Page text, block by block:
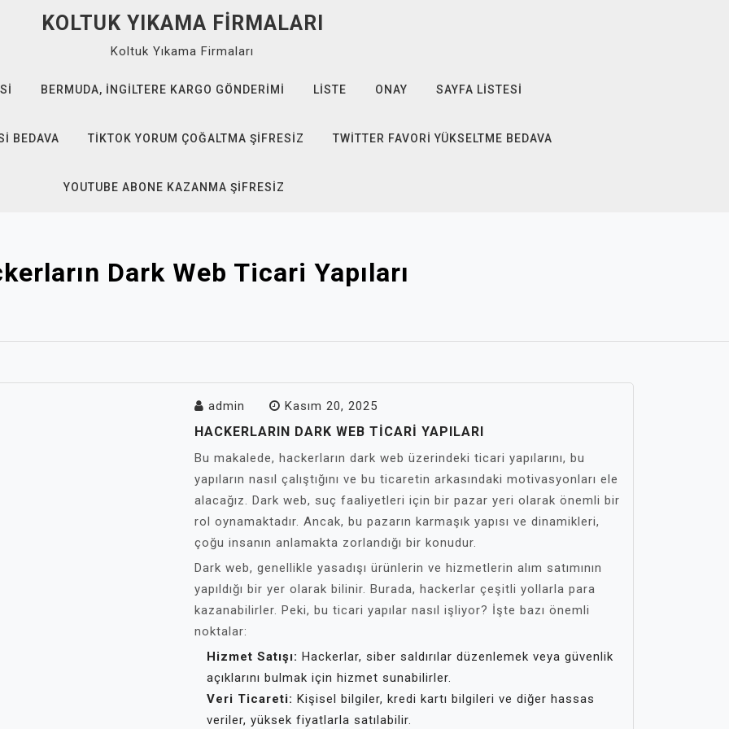
KOLTUK YIKAMA FIRMALARI
Koltuk Yıkama Firmaları
BERMUDA, İNGILTERE KARGO GÖNDERIMI LISTE ONAY SAYFA LISTESI
BEDAVA TIKTOK YORUM ÇOĞALTMA ŞIFRESIZ TWITTER FAVORI YÜKSELTME BEDAVA
YOUTUBE ABONE KAZANMA ŞIFRESIZ
Dark Web Ticari Yapıları
admin Kasım 20, 2025
HACKERLARIN DARK WEB TICARI YAPILARI
Bu makalede, hackerların dark web üzerindeki ticari yapılarını, bu
yapıların nasıl çalıştığını ve bu ticaretin arkasındaki motivasyonları ele
alacağız. Dark web, suç faaliyetleri için bir pazar yeri olarak önemli bir
rol oynamaktadır. Ancak, bu pazarın karmaşık yapısı ve dinamikleri,
çoğu insanın anlamakta zorlandığı bir konudur.
Dark web, genellikle yasadışı ürünlerin ve hizmetlerin alım satımının
yapıldığı bir yer olarak bilinir. Burada, hackerlar çeşitli yollarla para
kazanabilirler. Peki, bu ticari yapılar nasıl işliyor? İşte bazı önemli
noktalar:
Hizmet Satışı: Hackerlar, siber saldırılar düzenlemek veya güvenlik
açıklarını bulmak için hizmet sunabilirler.
Veri Ticareti: Kişisel bilgiler, kredi kartı bilgileri ve diğer hassas
veriler, yüksek fiyatlarla satılabilir.